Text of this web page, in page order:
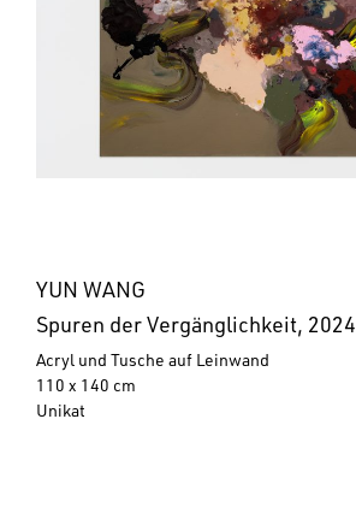
YUN WANG
Spuren der Vergänglichkeit, 2024
Acryl und Tusche auf Leinwand
110 x 140 cm
Unikat